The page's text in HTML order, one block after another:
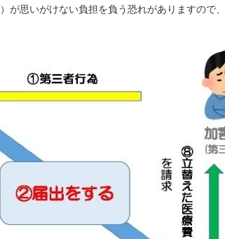
が思いがけない負担を負う恐れがありますので、